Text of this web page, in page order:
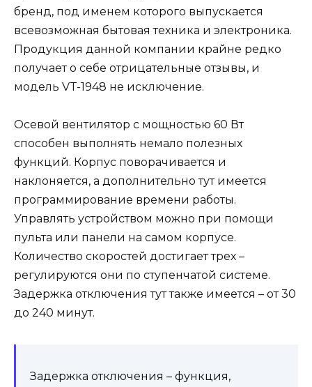
бренд, под именем которого выпускается
всевозможная бытовая техника и электроника.
Продукция данной компании крайне редко
получает о себе отрицательные отзывы, и
модель VT-1948 не исключение.
Осевой вентилятор с мощностью 60 Вт
способен выполнять немало полезных
функций. Корпус поворачивается и
наклоняется, а дополнительно тут имеется
программирование времени работы.
Управлять устройством можно при помощи
пульта или панели на самом корпусе.
Количество скоростей достигает трех –
регулируются они по ступенчатой системе.
Задержка отключения тут также имеется – от 30
до 240 минут.
Задержка отключения – функция,